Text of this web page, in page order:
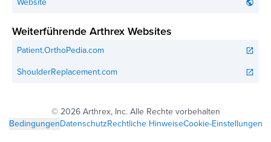
public
Weiterführende Arthrex Websites
Patient.OrthoPedia.com open_in_new
ShoulderReplacement.com open_in_new
© 2026 Arthrex, Inc. Alle Rechte vorbehalten
BedingungenDatenschutzRechtliche HinweiseCookie-Einstellungen